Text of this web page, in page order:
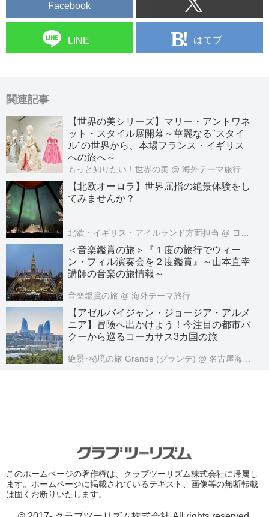
Facebook
LINE はてブ
関連記事
【世界の美シリーズ】マリー・アントワネ
ット・スタイル展開幕～華麗なる"スタイ
ル"の世界から、本場フランス・イギリス
への旅へ～
もっと知りたい！世界の美 @ 海外テーマ旅行
【北欧オーロラ】世界屈指の絶景体験をし
てみませんか？
北欧・イギリス・アイルランド方面担当 @ ヨーロッパ旅行センター
＜音楽鑑賞の旅＞『１度の旅行でウィー
ン・フィル演奏会を２度鑑賞』～山本直幸
講師の音楽の旅情報～
音楽鑑賞の旅 @ 海外テーマ旅行
【アゼルバイジャン・ジョージア・アルメ
ニア】冒険へ出かけよう！今注目の都市バ
クーから巡るコーカサス3カ国の旅
絶景･秘境の旅 Grande (グランデ) @ 名古屋海外旅行センター
このホームページの著作権は、クラブツーリズム株式会社に帰属し
ます。ホームページに掲載されているテキスト、画像等の無断転載
は固くお断りいたします。